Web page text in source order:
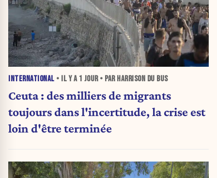
INTERNATIONAL • IL Y A 1 JOUR• PAR HARRISON DU BUS
Ceuta : des milliers de migrants
toujours dans l'incertitude, la crise est
loin d'être terminée